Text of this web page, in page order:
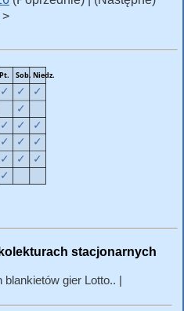
>
stacjonarnych
gier Lotto.. |